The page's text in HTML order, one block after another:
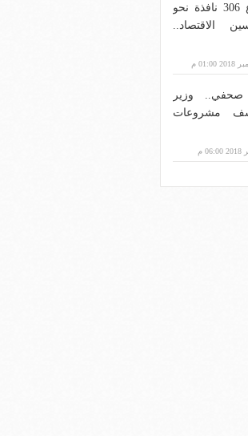
مشروع شارع 306 نافذة نحو
الاقتصاد..
وزير
مشروعات